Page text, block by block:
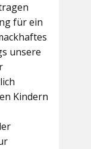
für ein
unsere
Kindern